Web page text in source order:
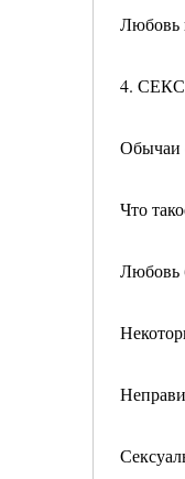
Любовь
4.
Обычаи
Что
Любовь